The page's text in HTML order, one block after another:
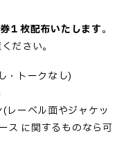
１枚配布いたします。
ださい。
・トークなし)
レーベル面やジャケッ
ス に関するものなら可